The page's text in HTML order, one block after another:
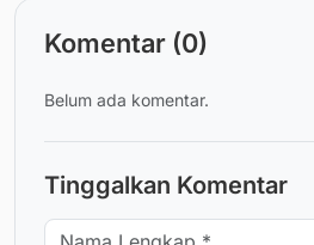
Komentar (0)
Belum ada komentar.
Tinggalkan Komentar